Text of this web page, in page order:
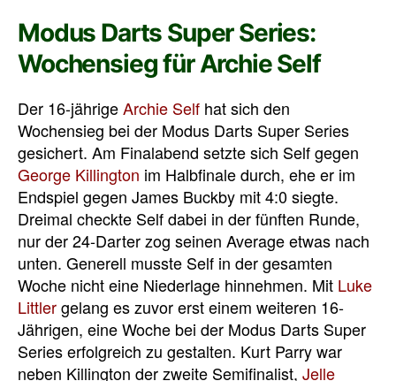
Modus Darts Super Series:
Wochensieg für Archie Self
Der 16-jährigeArchie Self hat sich den
Wochensieg bei der Modus Darts Super Series
gesichert. Am Finalabend setzte sich Self gegen
George Killington im Halbfinale durch, ehe er im
Endspiel gegen James Buckby mit 4:0 siegte.
Dreimal checkte Self dabei in der fünften Runde,
nur der 24-Darter zog seinen Average etwas nach
unten. Generell musste Self in der gesamten
Woche nicht eine Niederlage hinnehmen. Mit Luke
Littlergelang es zuvor erst einem weiteren 16-
Jährigen, eine Woche bei der Modus Darts Super
Series erfolgreich zu gestalten. Kurt Parry war
neben Killington der zweite Semifinalist, Jelle